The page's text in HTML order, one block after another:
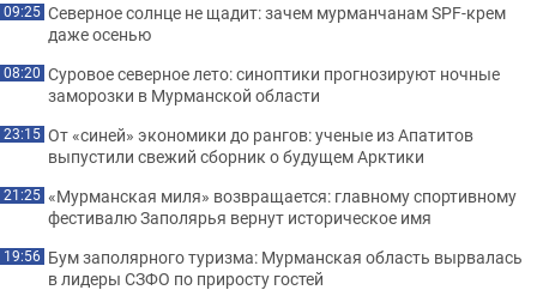
09:25 Северное солнце не щадит: зачем мурманчанам SPF-крем
даже осенью
08:20 Суровое северное лето: синоптики прогнозируют ночные
заморозки в Мурманской области
23:15 От «синей» экономики до рангов: ученые из Апатитов
выпустили свежий сборник о будущем Арктики
21:25 «Мурманская миля» возвращается: главному спортивному
фестивалю Заполярья вернут историческое имя
19:56 Бум заполярного туризма: Мурманская область вырвалась
в лидеры СЗФО по приросту гостей